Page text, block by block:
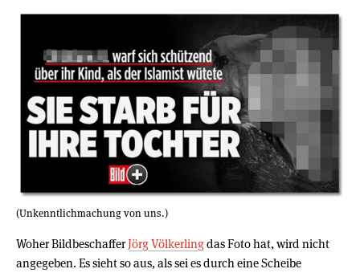
(Unkenntlichmachung von uns.)
Woher BildbeschafferJörg Völkerlingdas Foto hat, wird nicht
angegeben. Es sieht so aus, als sei es durch eine Scheibe